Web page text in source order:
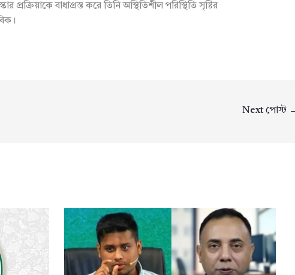
প্রক্রিয়াকে বাধাগ্রস্ত করে তিনি অস্থিতিশীল পরিস্থিতি সৃষ্টির
Next পোস্ট